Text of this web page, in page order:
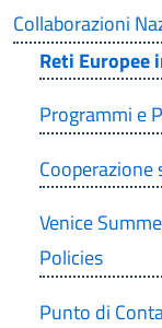
Collaborazioni
Reti
Programmi e
Venice
Policies
Punto di